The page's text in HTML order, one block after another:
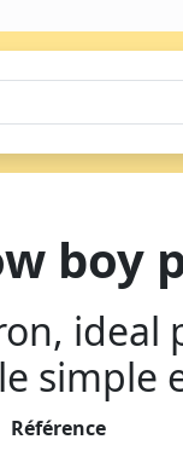
boy
simple
Référence